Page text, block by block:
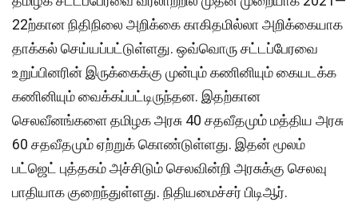
22ற்கான நிதிநிலை அறிக்கை காகிதமில்லா அறிக்கையாக
தாக்கல் செய்யப்பட்டுள்ளது. ஒவ்வொரு சட்டப்பேரவை
உறுப்பினரின் இருக்கைக்கு முன்பும் கணினியும் கையடக்க
கணினியும் வைக்கப்பட்டிருந்தன. இதற்கான
செலவீனங்களை தமிழக அரசு 40 சதவீதமும் மத்திய அரசு
60 சதவீதமும் ஏற்றுக் கொண்டுள்ளது. இதன் மூலம்
பட்ஜெட் புத்தகம் அச்சிடும் செலவின்றி அரசுக்கு செலவு
பாதியாக குறைந்துள்ளது. நிதியமைச்சர் பிடிஆர்.